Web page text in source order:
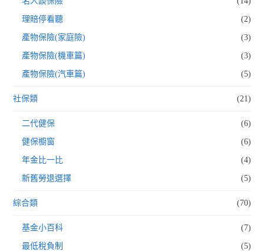
理賠停看聽 (2)
產物保險(家庭險) (3)
產物保險(機車篇) (3)
產物保險(汽車篇) (5)
社保類 (21)
二代健保 (6)
健保櫥窗 (6)
年金比一比 (4)
新舊勞退選擇 (5)
綜合類 (70)
基金小百科 (7)
最低稅負制 (5)